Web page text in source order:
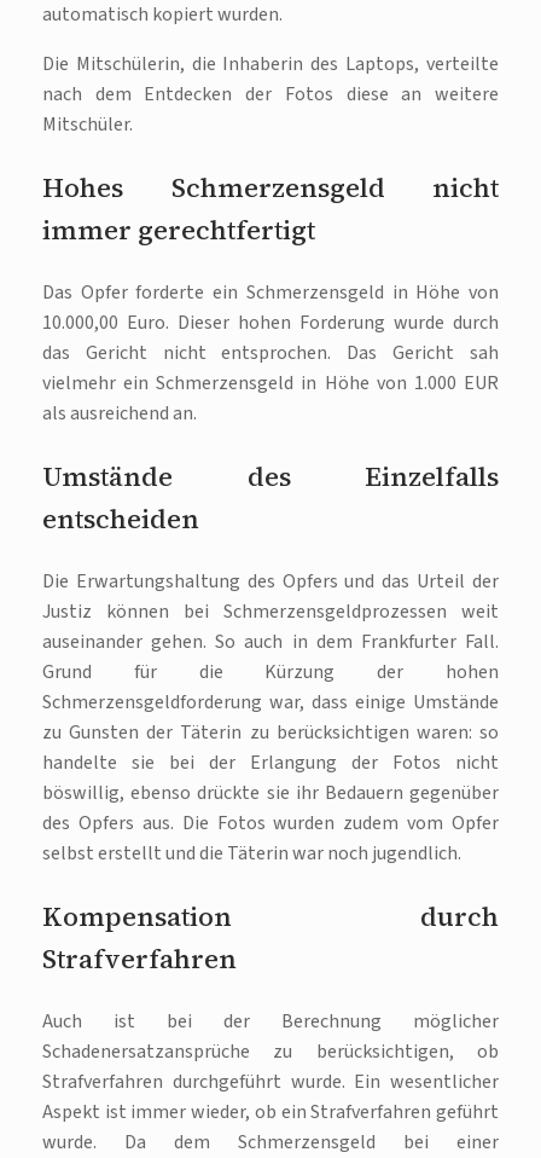
automatisch kopiert wurden.
Die Mitschülerin, die Inhaberin des Laptops, verteilte
nach dem Entdecken der Fotos diese an weitere
Mitschüler.
Hohes Schmerzensgeld nicht
immer gerechtfertigt
Das Opfer forderte ein Schmerzensgeld in Höhe von
10.000,00 Euro. Dieser hohen Forderung wurde durch
das Gericht nicht entsprochen. Das Gericht sah
vielmehr ein Schmerzensgeld in Höhe von 1.000 EUR
als ausreichend an.
Umstände des Einzelfalls
entscheiden
Die Erwartungshaltung des Opfers und das Urteil der
Justiz können bei Schmerzensgeldprozessen weit
auseinander gehen. So auch in dem Frankfurter Fall.
Grund für die Kürzung der hohen
Schmerzensgeldforderung war, dass einige Umstände
zu Gunsten der Täterin zu berücksichtigen waren: so
handelte sie bei der Erlangung der Fotos nicht
böswillig, ebenso drückte sie ihr Bedauern gegenüber
des Opfers aus. Die Fotos wurden zudem vom Opfer
selbst erstellt und die Täterin war noch jugendlich.
Kompensation durch
Strafverfahren
Auch ist bei der Berechnung möglicher
Schadenersatzansprüche zu berücksichtigen, ob
Strafverfahren durchgeführt wurde. Ein wesentlicher
Aspekt ist immer wieder, ob ein Strafverfahren geführt
wurde. Da dem Schmerzensgeld bei einer